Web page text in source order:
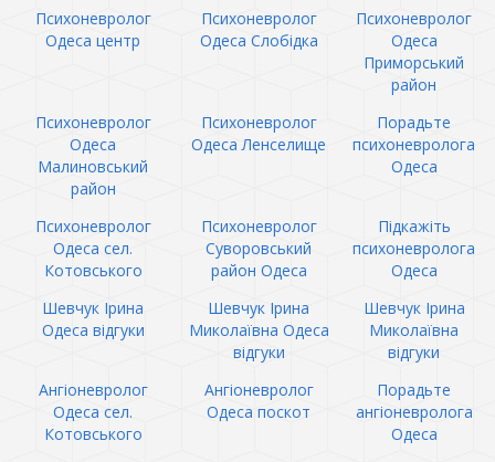
Психоневролог
Одеса центр
Психоневролог
Одеса Слобідка
Психоневролог
Одеса
Приморський
район
Психоневролог
Одеса
Малиновський
район
Психоневролог
Одеса Ленселище
Порадьте
психоневролога
Одеса
Психоневролог
Одеса сел.
Котовського
Психоневролог
Суворовський
район Одеса
Підкажіть
психоневролога
Одеса
Шевчук Ірина
Одеса відгуки
Шевчук Ірина
Миколаївна Одеса
відгуки
Шевчук Ірина
Миколаївна
відгуки
Ангіоневролог
Одеса сел.
Котовського
Ангіоневролог
Одеса поскот
Порадьте
ангіоневролога
Одеса